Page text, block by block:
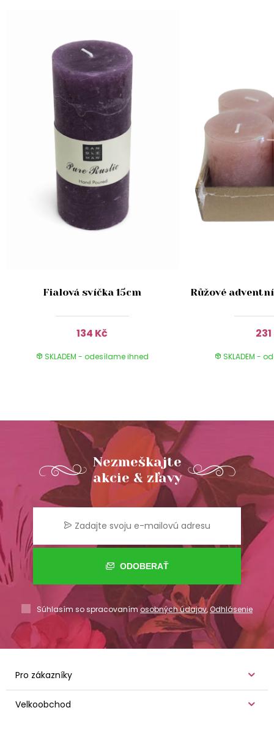
Fialová svíčka 15cm
134 Kč
SKLADEM - odesílame ihned
Růžové
SKLADEM -
Nezmeškajte
akcie & zľavy
ODOBERAŤ
Súhlasím so spracovaním osobných údajov,Odhlásenie
Pro zákazníky
Velkoobchod